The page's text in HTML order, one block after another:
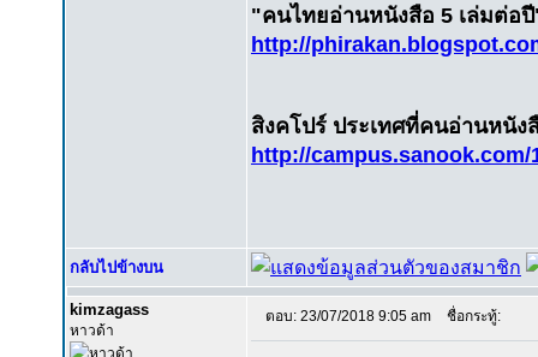
"คนไทยอ่านหนังสือ 5 เล่มต่อ
http://
สิงคโปร์ ประเทศที่คนอ่านหนัง
http://campus.sanook.com/
กลับไปข้างบน
kimzagass
หาวด้า
ตอบ: 23/07/2018 9:05 am ชื่อกระทู้: